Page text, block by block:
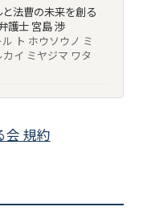
法曹の未来を創る
護士 宮島 渉
ル ト ホウソウノ ミ
イ ミヤジマ ワタ
会 規約